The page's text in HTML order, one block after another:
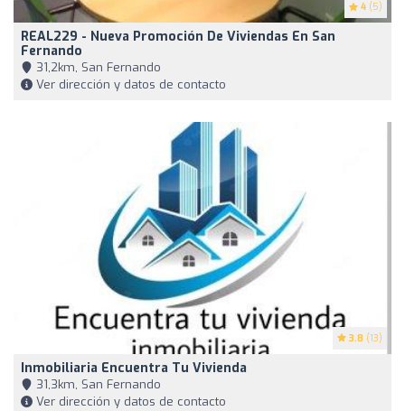
4 (5)
REAL229 - Nueva Promoción De Viviendas En San
Fernando
31,2km, San Fernando
Ver dirección y datos de contacto
3.8 (13)
Inmobiliaria Encuentra Tu Vivienda
31,3km, San Fernando
Ver dirección y datos de contacto